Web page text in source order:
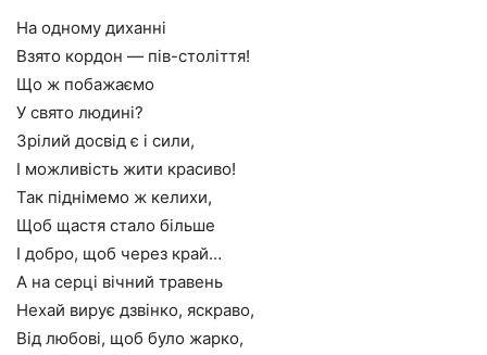
На одному диханні
Взято кордон — пів-століття!
Що ж побажаємо
У свято людині?
Зрілий досвід є і сили,
І можливість жити красиво!
Так піднімемо ж келихи,
Щоб щастя стало більше
І добро, щоб через край…
А на серці вічний травень
Нехай вирує дзвінко, яскраво,
Від любові, щоб було жарко,